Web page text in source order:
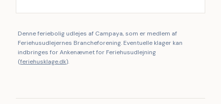
Denne feriebolig udlejes af Campaya, som er medlem af
Feriehusudlejernes Brancheforening. Eventuelle klager kan
indbringes for Ankenævnet for Feriehusudlejning
(feriehusklage.dk).